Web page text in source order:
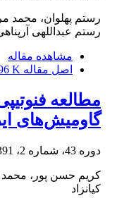
رستم پهلوان، محمد
رستم عبداللهی
مشاهده مقاله
اصل مقاله K
مطالعه
گاومیش‌های
دوره 43، شماره 2، 1391، صفحه
کریم حسن پور،
کیانزاد